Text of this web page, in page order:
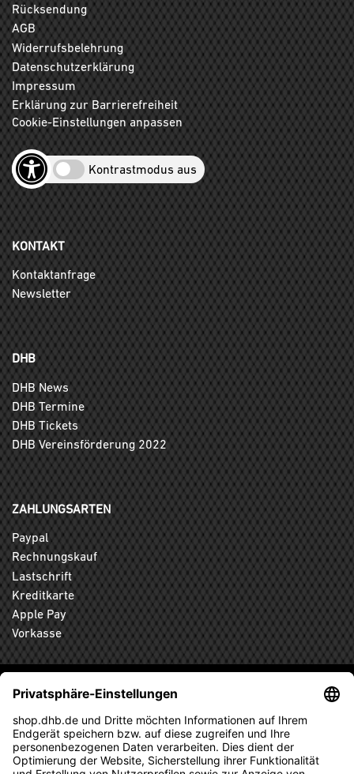
Rücksendung
AGB
Widerrufsbelehrung
Datenschutzerklärung
Impressum
Erklärung zur Barrierefreiheit
Cookie-Einstellungen anpassen
Kontrastmodus aus
KONTAKT
Kontaktanfrage
Newsletter
DHB
DHB News
DHB Termine
DHB Tickets
DHB Vereinsförderung 2022
ZAHLUNGSARTEN
Paypal
Rechnungskauf
Lastschrift
Kreditkarte
Apple Pay
Vorkasse
ABONNIEREN SIE DEN KOSTENLOSEN DHB-FANSHOP
NEWSLETTER UND VERPASSEN SIE KEINE NEUIGKEIT ODER
AKTION MEHR.
ANMELDEN